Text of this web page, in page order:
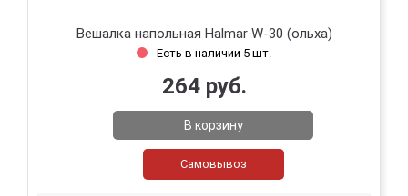
Вешалка напольная Halmar W-30 (ольха)
Есть в наличии 5 шт.
264 руб.
В корзину
Самовывоз